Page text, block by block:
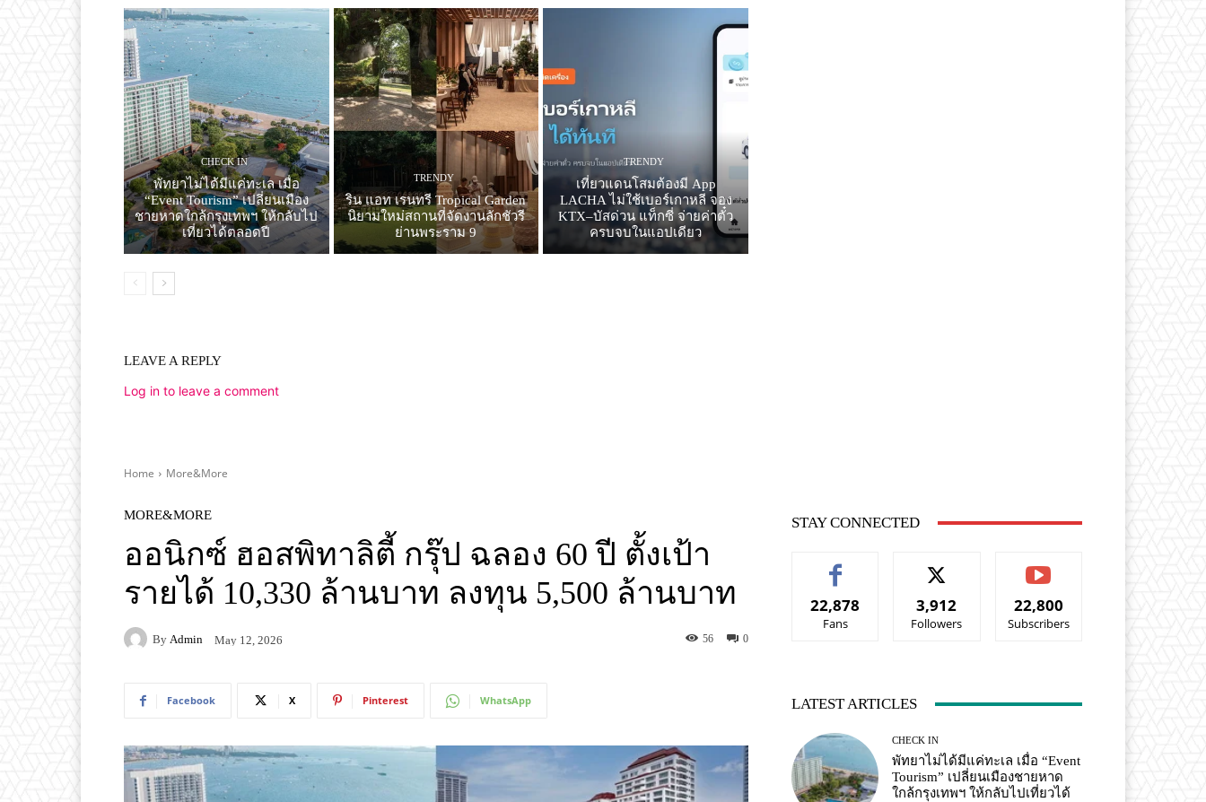
CHECK IN
พัทยาไม่ได้มีแค่ทะเล เมื่อ
“Event Tourism” เปลี่ยนเมือง
ชายหาดใกล้กรุงเทพฯ ให้กลับไป
เที่ยวได้ตลอดปี
TRENDY
ริน แอท เรนทรี Tropical Garden
นิยามใหม่สถานที่จัดงานลักชัวรี
ย่านพระราม 9
TRENDY
เที่ยวแดนโสมต้องมี App
LACHA ไม่ใช้เบอร์เกาหลี จอง
KTX–บัสด่วน แท็กซี่ จ่ายค่าตั๋ว
ครบจบในแอปเดียว
LEAVE A REPLY
Log in to leave a comment